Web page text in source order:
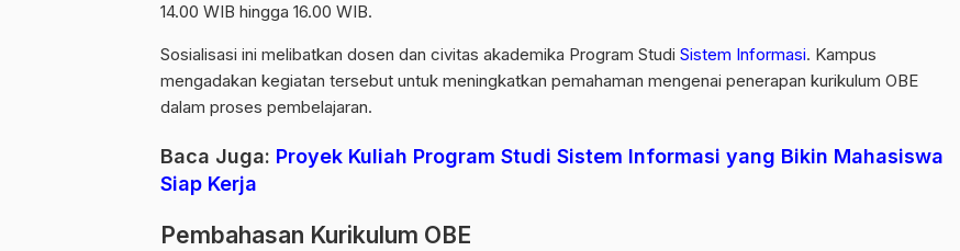
14.00 WIB hingga 16.00 WIB.
Sosialisasi ini melibatkan dosen dan civitas akademika Program Studi Sistem Informasi. Kampus
mengadakan kegiatan tersebut untuk meningkatkan pemahaman mengenai penerapan kurikulum OBE
dalam proses pembelajaran.
Baca Juga: Proyek Kuliah Program Studi Sistem Informasi yang Bikin Mahasiswa
Siap Kerja
Pembahasan Kurikulum OBE